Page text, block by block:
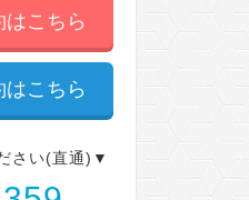
はこちら
こちら
さい(直通)▼